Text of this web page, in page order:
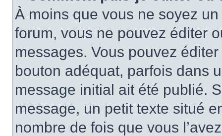
À moins que vous ne soyez
forum, vous ne pouvez éditer
messages. Vous pouvez
bouton adéquat, parfois dans
message initial ait été publié.
message, un petit texte situé
nombre de fois que vous